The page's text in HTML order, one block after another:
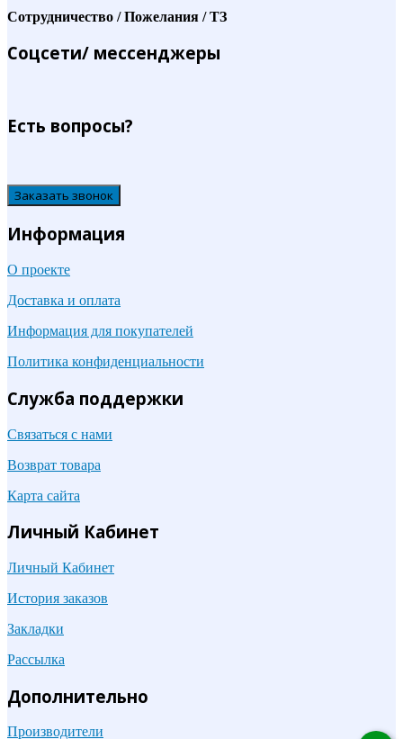
Сотрудничество / Пожелания / ТЗ
Соцсети/ мессенджеры
Есть вопросы?
Заказать звонок
Информация
О проекте
Доставка и оплата
Информация для покупателей
Политика конфиденциальности
Служба поддержки
Связаться с нами
Возврат товара
Карта сайта
Личный Кабинет
Личный Кабинет
История заказов
Закладки
Рассылка
Дополнительно
Производители